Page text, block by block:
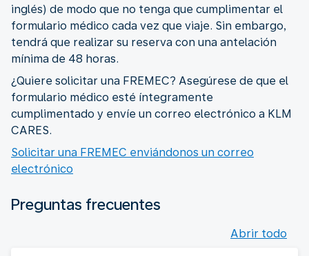
inglés) de modo que no tenga que cumplimentar el
formulario médico cada vez que viaje. Sin embargo,
tendrá que realizar su reserva con una antelación
mínima de 48 horas.
¿Quiere solicitar una FREMEC? Asegúrese de que el
formulario médico esté íntegramente
cumplimentado y envíe un correo electrónico a KLM
CARES.
Solicitar una FREMEC enviándonos un correo
electrónico
Preguntas frecuentes
Abrir todo